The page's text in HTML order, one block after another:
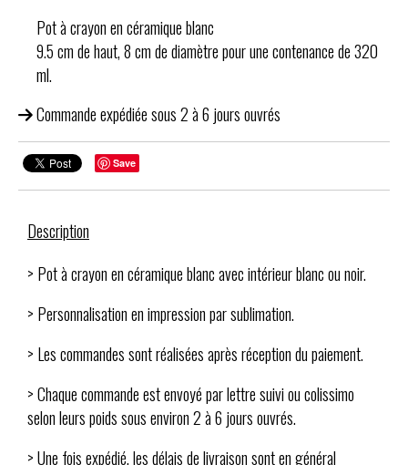
Pot à crayon en céramique blanc
9.5 cm de haut, 8 cm de diamètre pour une contenance de 320
ml.
Commande expédiée sous 2 à 6 jours ouvrés
Save
Description
> Pot à crayon en céramique blanc avec intérieur blanc ou noir.
> Personnalisation en impression par sublimation.
> Les commandes sont réalisées après réception du paiement.
> Chaque commande est envoyé par lettre suivi ou colissimo
selon leurs poids sous environ 2 à 6 jours ouvrés.
> Une fois expédié, les délais de livraison sont en général